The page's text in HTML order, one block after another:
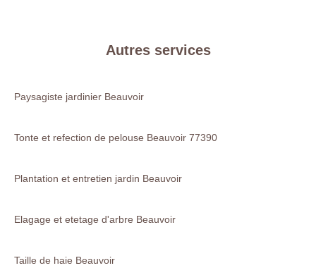
Autres services
Paysagiste jardinier Beauvoir
Tonte et refection de pelouse Beauvoir 77390
Plantation et entretien jardin Beauvoir
Elagage et etetage d'arbre Beauvoir
Taille de haie Beauvoir